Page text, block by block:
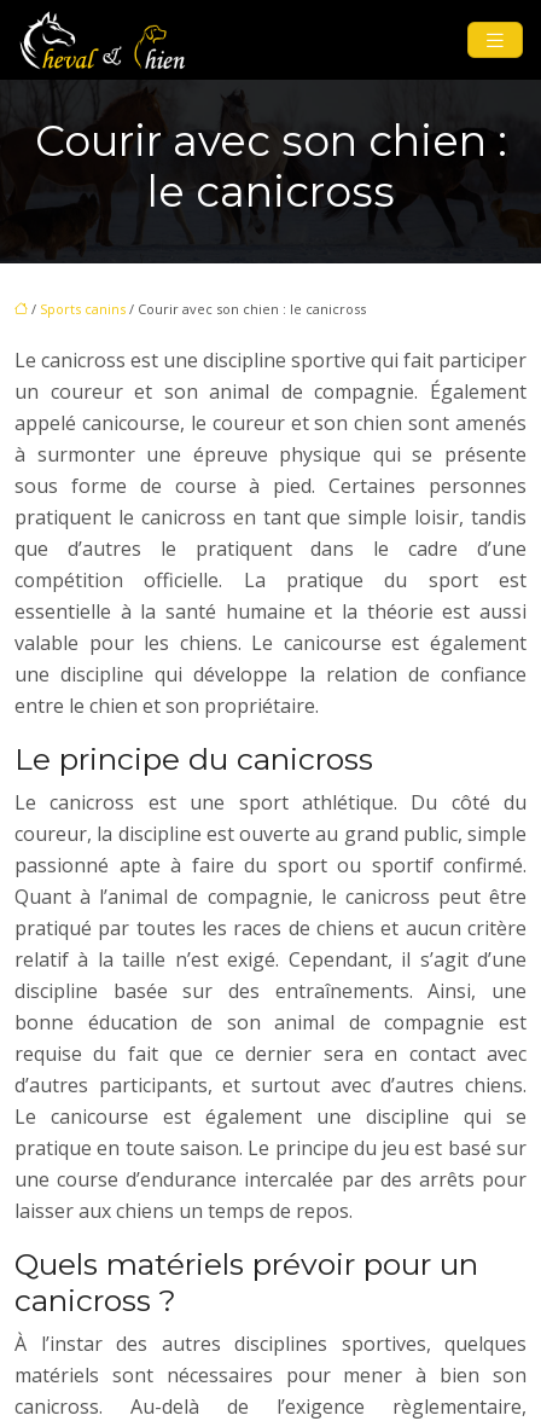
Courir avec son chien :
le canicross
/ Sports canins / Courir avec son chien : le canicross
Le canicross est une discipline sportive qui fait participer
un coureur et son animal de compagnie. Également
appelé canicourse, le coureur et son chien sont amenés
à surmonter une épreuve physique qui se présente
sous forme de course à pied. Certaines personnes
pratiquent le canicross en tant que simple loisir, tandis
que d’autres le pratiquent dans le cadre d’une
compétition officielle. La pratique du sport est
essentielle à la santé humaine et la théorie est aussi
valable pour les chiens. Le canicourse est également
une discipline qui développe la relation de confiance
entre le chien et son propriétaire.
Le principe du canicross
Le canicross est une sport athlétique. Du côté du
coureur, la discipline est ouverte au grand public, simple
passionné apte à faire du sport ou sportif confirmé.
Quant à l’animal de compagnie, le canicross peut être
pratiqué par toutes les races de chiens et aucun critère
relatif à la taille n’est exigé. Cependant, il s’agit d’une
discipline basée sur des entraînements. Ainsi, une
bonne éducation de son animal de compagnie est
requise du fait que ce dernier sera en contact avec
d’autres participants, et surtout avec d’autres chiens.
Le canicourse est également une discipline qui se
pratique en toute saison. Le principe du jeu est basé sur
une course d’endurance intercalée par des arrêts pour
laisser aux chiens un temps de repos.
Quels matériels prévoir pour un
canicross ?
À l’instar des autres disciplines sportives, quelques
matériels sont nécessaires pour mener à bien son
canicross. Au-delà de l’exigence règlementaire,